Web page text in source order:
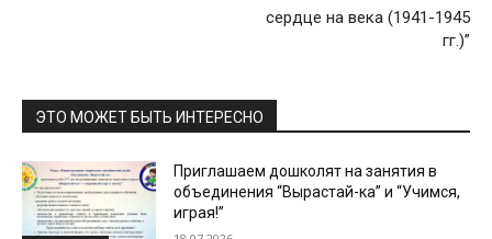
сердце на века (1941-1945
гг.)”
ЭТО МОЖЕТ БЫТЬ ИНТЕРЕСНО
Приглашаем дошколят на занятия в
объединения “Вырастай-ка” и “Учимся,
играя!”